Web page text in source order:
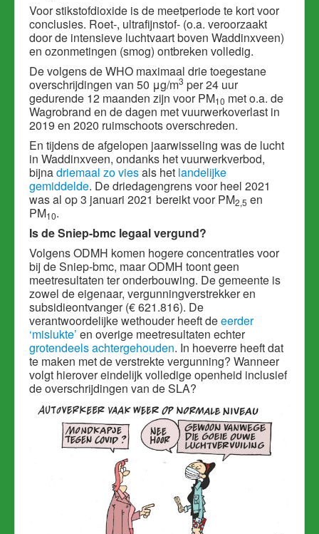
Voor stikstofdioxide is de meetperiode te kort voor
conclusies. Roet-, ultrafijnstof- (o.a. veroorzaakt
door de intensieve luchtvaart boven Waddinxveen)
en ozonmetingen (smog) ontbreken volledig.
De volgens de WHO maximaal drie toegestane
overschrijdingen van 50 μg/m3 per 24 uur
gedurende 12 maanden zijn voorPM10 met o.a. de
Wagrobrand en de dagen met vuurwerkoverlast in
2019 en 2020 ruimschoots overschreden.
En tijdens de afgelopen jaarwisseling was de lucht
in Waddinxveen, ondanks het vuurwerkverbod,
bijnadriemaal zo viesals het landelijke
gemiddelde. De driedagengrens voor heel 2021
was al op 3 januari 2021 bereiktvoor PM2,5 en
PM10.
Is de Sniep-bmc legaal vergund?
Volgens ODMH komen hogere concentraties voor
bij de Sniep-bmc, maar ODMH toont geen
meetresultaten ter onderbouwing. De gemeente is
zowel de eigenaar, vergunningverstrekker en
subsidieontvanger (€ 621.816). De
verantwoordelijke wethouder heeft deeerder
‘mislukte’ en overige meetresultaten echter
grotendeels achtergehouden. In hoeverre heeft dat
te maken met de verstrekte vergunning? Wanneer
volgt hierover eindelijk volledige openheid inclusief
de overschrijdingen van de SLA?